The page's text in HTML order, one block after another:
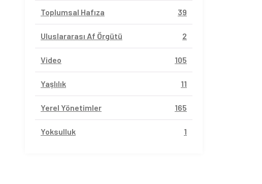
Toplumsal Hafıza 39
Uluslararası Af Örgütü 2
Video 105
Yaşlılık 11
Yerel Yönetimler 165
Yoksulluk 1